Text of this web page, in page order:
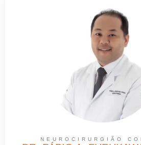
NEUROCIRURGIÃO